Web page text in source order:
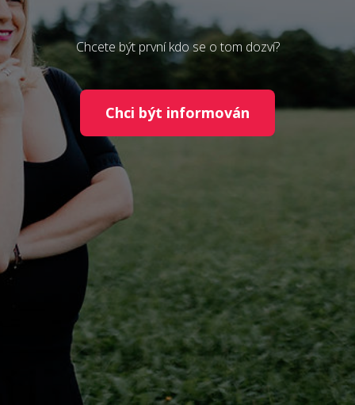
Chcete být první kdo se o tom dozví?
Chci být informován